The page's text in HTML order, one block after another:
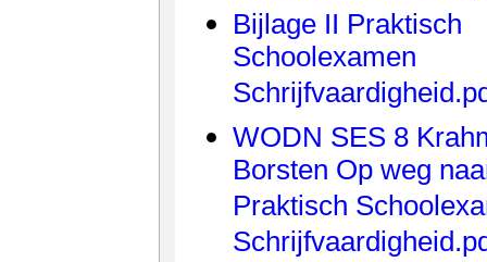
Bijlage II Praktisch
Schoolexamen
WODN SES 8
Borsten Op weg
Praktisch